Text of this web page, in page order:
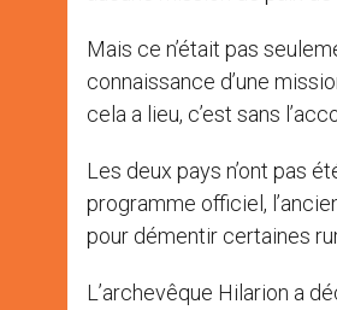
Mais ce n’était pas
connaissance d’une
cela a lieu, c’est sans
Les deux pays n’ont pas
programme officiel,
pour démentir certaines
L’archevêque Hilarion a